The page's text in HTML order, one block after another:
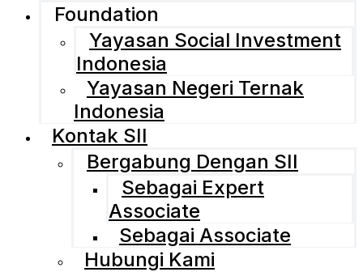
Foundation
Yayasan Social Investment
Indonesia
Yayasan Negeri Ternak
Indonesia
Kontak SII
Bergabung Dengan SII
Sebagai Expert
Associate
Sebagai Associate
Hubungi Kami